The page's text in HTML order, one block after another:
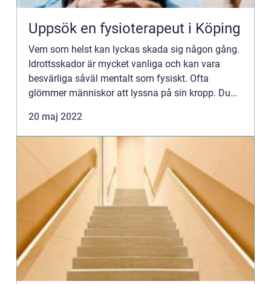
Uppsök en fysioterapeut i Köping
Vem som helst kan lyckas skada sig någon gång.
Idrottsskador är mycket vanliga och kan vara
besvärliga såväl mentalt som fysiskt. Ofta
glömmer människor att lyssna på sin kropp. Du
av vana någon gång...
20 maj 2022